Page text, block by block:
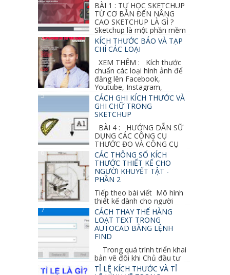
BÀI 1 : TỰ HỌC SKETCHUP
TỪ CƠ BẢN ĐẾN NÂNG
CAO SKETCHUP LÀ GÌ ?
Sketchup là một phần mềm
vẽ 3d của Google, nó khá dễ sữ...
KÍCH THƯỚC BÁO VÀ TẠP
CHÍ CÁC LOẠI
XEM THÊM : Kích thước
chuẩn các loại hình ảnh để
đăng lên Facebook,
Youtube, Instagram,
Linkedin, Pinterest...CÁCH GHI KÍCH THƯỚC VÀ
GHI CHỮ TRONG
SKETCHUP
BÀI 4 : HƯỚNG DẪN SỮ
DỤNG CÁC CÔNG CỤ
THƯỚC ĐO VÀ CÔNG CỤ
GHI CHỮ 2D, 3D TRONG SKETCHUP Ở bài
học trước ta đã...
CÁC THÔNG SỐ KÍCH
THƯỚC THIẾT KẾ CHO
NGƯỜI KHUYẾT TẬT -
PHẦN 2
Tiếp theo bài viết Mô hình
thiết kế dành cho người
khuyết tật ở phần 1 chúng ta cùng tìm hiểu
thêm các vấn đề và...
CÁCH THAY THẾ HÀNG
LOẠT TEXT TRONG
AUTOCAD BẰNG LỆNH
FIND
Trong quá trình triển khai
bản vẽ đôi khi Chủ đầu tư
thay đổi thiết kế hoặc do bản vẽ mình ghi chú
TỈ LỆ KÍCH THƯỚC VÀ TỈ